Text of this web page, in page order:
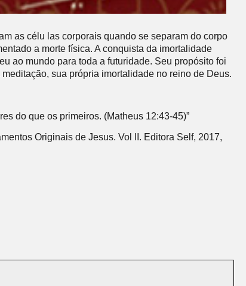
as célu las corporais quando se separam do corpo
a morte física. A conquista da imortalidade
ao mundo para toda a futuridade. Seu propósito foi
sua própria imortalidade no reino de Deus.
do que os primeiros. (Matheus 12:43-45)”
Originais de Jesus. Vol II. Editora Self, 2017,